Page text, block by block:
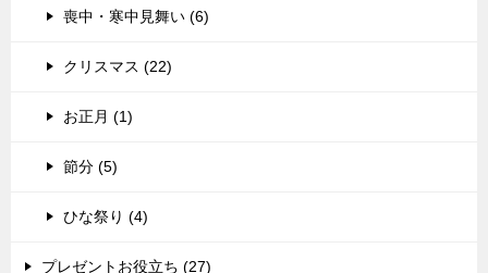
喪中・寒中見舞い (6)
クリスマス (22)
お正月 (1)
節分 (5)
ひな祭り (4)
プレゼントお役立ち (27)